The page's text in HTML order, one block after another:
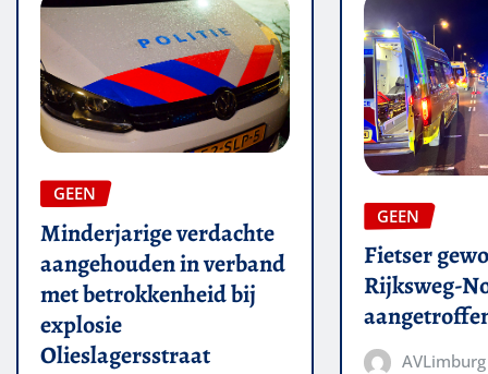
GEEN
Minderjarige verdachte
aangehouden in verband
met betrokkenheid bij
explosie
Olieslagersstraat
GEEN
Fietser
Rijksweg-
AVLimburg